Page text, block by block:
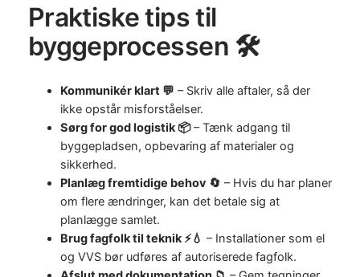
Praktiske tips til
byggeprocessen 🛠️
Kommunikér klart 💬 – Skriv alle aftaler, så der
ikke opstår misforståelser.
Sørg for god logistik 📦– Tænk adgang til
byggepladsen, opbevaring af materialer og
sikkerhed.
Planlæg fremtidige behov 🔄 – Hvis du har planer
om flere ændringer, kan det betale sig at
planlægge samlet.
Brug fagfolk til teknik ⚡💧 – Installationer som el
og VVS bør udføres af autoriserede fagfolk.